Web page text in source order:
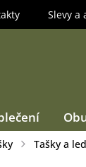
Slevy a
Tašky a